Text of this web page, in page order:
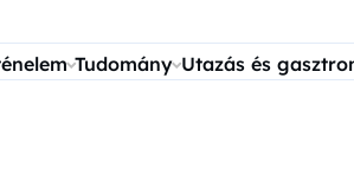
Tudomány Utazás és